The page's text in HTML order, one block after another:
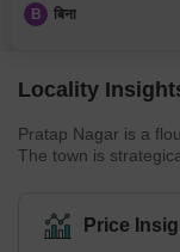
B बिना
Locality
Pratap Nagar is a
The town is
grow into one of the
city of Jaipur.With a
Price